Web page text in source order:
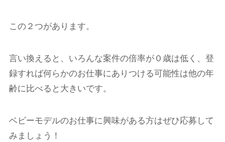
この２つがあります。
言い換えると、いろんな案件の倍率が０歳は低く、登
録すれば何らかのお仕事にありつける可能性は他の年
齢に比べると大きいです。
ベビーモデルのお仕事に興味がある方はぜひ応募して
みましょう！